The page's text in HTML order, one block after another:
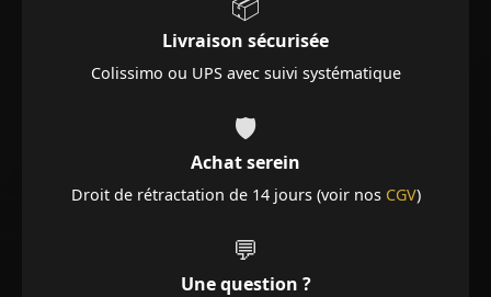
Livraison sécurisée
Colissimo ou UPS avec suivi systématique
🛡️
Achat serein
Droit de rétractation de 14 jours (voir nos CGV)
💬
Une question ?